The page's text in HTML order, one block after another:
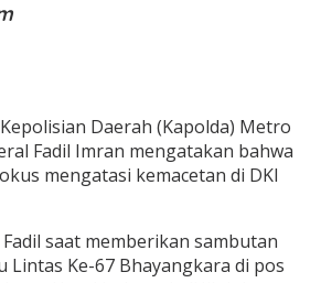
Daerah (Kapolda) Metro
Fadil Imran mengatakan bahwa
mengatasi kemacetan di DKI
saat memberikan sambutan
Lintas Ke-67 Bhayangkara di pos